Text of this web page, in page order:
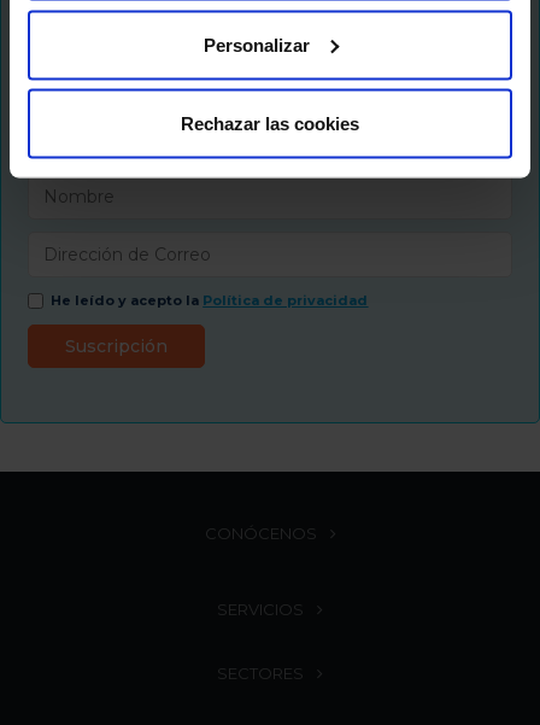
Personalizar
Rechazar las cookies
sobre el futuro del trabajo, formas de hacer
crecer tu negocio, liderazgo digital y muchas
cosas más..
Newsletter
He leído y acepto la Política de privacidad
CONÓCENOS
SERVICIOS
SECTORES